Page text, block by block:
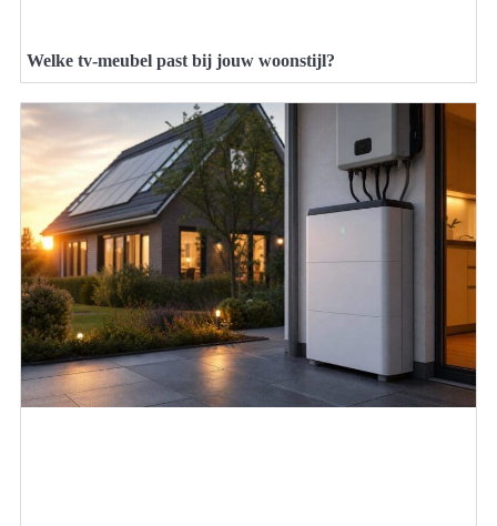
Welke tv-meubel past bij jouw woonstijl?